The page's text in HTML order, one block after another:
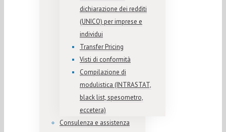
dichiarazione dei redditi
(UNICO) per imprese e
individui
Transfer Pricing
Visti di conformità
Compilazione di
modulistica (INTRASTAT,
black list, spesometro,
eccetera)
Consulenza e assistenza